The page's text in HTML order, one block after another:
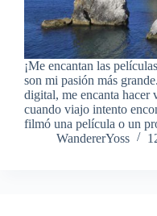
¡Me encantan las
son mi pasión más
digital, me encanta hacer
cuando viajo intento
filmó una película o un
WandererYoss